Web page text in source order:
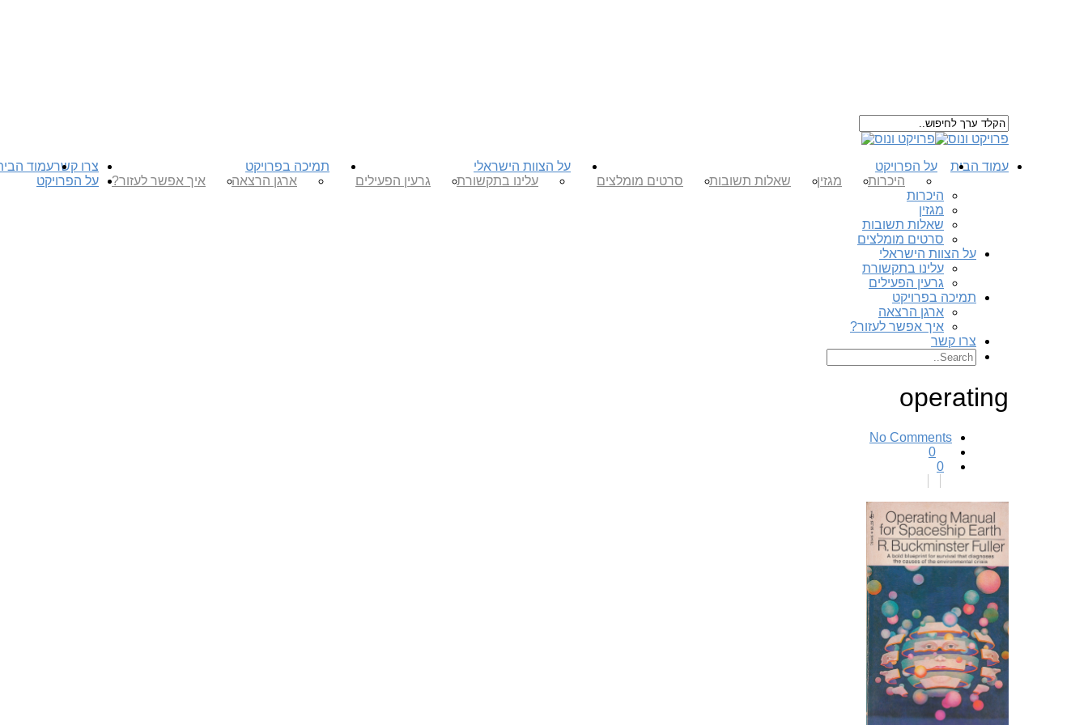
עמוד הבית
על הפרויקט
היכרות
מגזין שאלות תשובות סרטים מומלצים
על הצוות הישראלי
עלינו בתקשורת
גרעין הפעילים
תמיכה בפרויקט
ארגן הרצאה
איך אפשר לעזור?
צרו קשרעמוד
על הפרויקט
היכרות
מגזין
שאלות תשובות
סרטים מומלצים
על הצוות הישראלי
עלינו בתקשורת
גרעין הפעילים
תמיכה בפרויקט
ארגן הרצאה
איך אפשר לעזור?
צרו קשר
operating
No Comments
0
0